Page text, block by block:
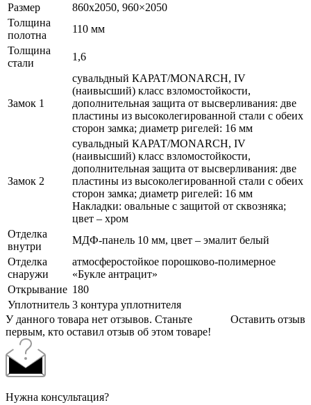
Размер
860х2050, 960×2050
Толщина
полотна
110 мм
Толщина
стали
1,6
Замок 1
сувальдный КАРАТ/MONARCH, IV
(наивысший) класс взломостойкости,
дополнительная защита от высверливания: две
пластины из высоколегированной стали с обеих
сторон замка; диаметр ригелей: 16 мм
Замок 2
сувальдный КАРАТ/MONARCH, IV
(наивысший) класс взломостойкости,
дополнительная защита от высверливания: две
пластины из высоколегированной стали с обеих
сторон замка; диаметр ригелей: 16 мм
Накладки: овальные с защитой от сквозняка;
цвет – хром
Отделка
внутри
МДФ-панель 10 мм, цвет – эмалит белый
Отделка
снаружи
атмосферостойкое порошково-полимерное
«Букле антрацит»
Открывание 180
Уплотнитель 3 контура уплотнителя
Оставить отзыв
У данного товара нет отзывов. Станьте
первым, кто оставил отзыв об этом товаре!
Нужна консультация?